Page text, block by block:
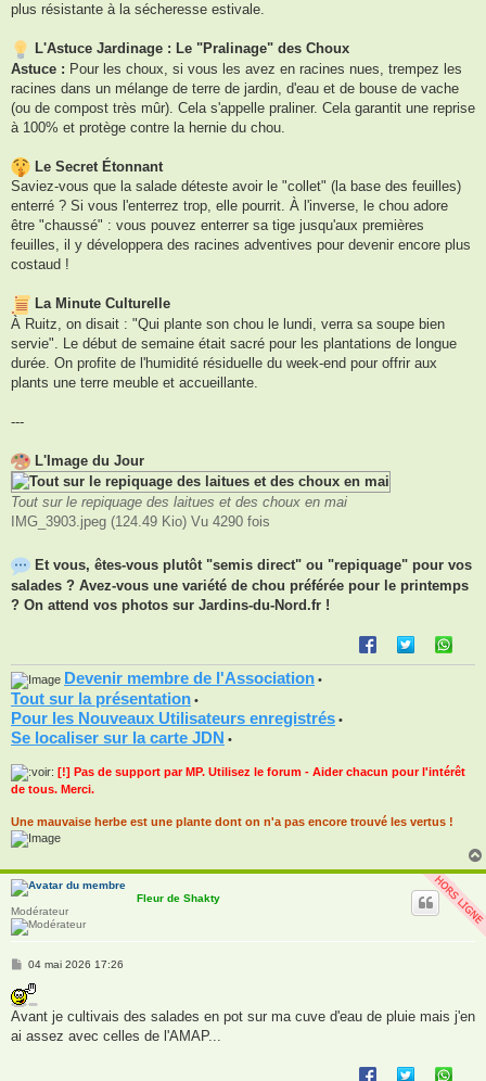
plus résistante à la sécheresse estivale.
L'Astuce Jardinage : Le "Pralinage" des Choux
Astuce : Pour les choux, si vous les avez en racines nues, trempez les
racines dans un mélange de terre de jardin, d'eau et de bouse de vache
(ou de compost très mûr). Cela s'appelle praliner. Cela garantit une reprise
à 100% et protège contre la hernie du chou.
Le Secret Étonnant
Saviez-vous que la salade déteste avoir le "collet" (la base des feuilles)
enterré ? Si vous l'enterrez trop, elle pourrit. À l'inverse, le chou adore
être "chaussé" : vous pouvez enterrer sa tige jusqu'aux premières
feuilles, il y développera des racines adventives pour devenir encore plus
costaud !
La Minute Culturelle
À Ruitz, on disait : "Qui plante son chou le lundi, verra sa soupe bien
servie". Le début de semaine était sacré pour les plantations de longue
durée. On profite de l'humidité résiduelle du week-end pour offrir aux
plants une terre meuble et accueillante.
---
L'Image du Jour
Tout sur le repiquage des laitues et des choux en mai
IMG_3903.jpeg (124.49 Kio) Vu 4290 fois
Et vous, êtes-vous plutôt "semis direct" ou "repiquage" pour vos
salades ? Avez-vous une variété de chou préférée pour le printemps
? On attend vos photos sur Jardins-du-Nord.fr !
Devenir membre de l'Association •
Tout sur la présentation •
Pour les Nouveaux Utilisateurs enregistrés •
Se localiser sur la carte JDN •
[!] Pas de support par MP. Utilisez le forum - Aider chacun pour l'intérêt
de tous. Merci.
Une mauvaise herbe est une plante dont on n'a pas encore trouvé les vertus !
Fleur de Shakty
Modérateur
M
s
s
a
e
04 mai 2026 17:26
Avant je cultivais des salades en pot sur ma cuve d'eau de pluie mais j'en
ai assez avec celles de l'AMAP...